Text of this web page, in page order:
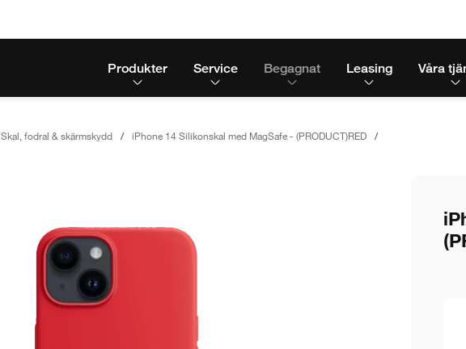
Produkter Service Begagnat Leasing Våra
Skal, fodral & skärmskydd iPhone 14 Silikonskal med MagSafe - (PRODUCT)RED